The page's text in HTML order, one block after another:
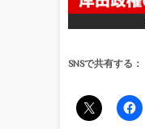
SNSで共有する：